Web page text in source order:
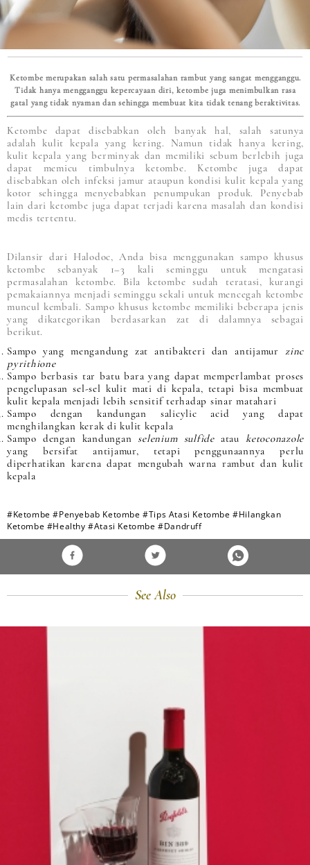
Ketombe merupakan salah satu permasalahan rambut yang sangat mengganggu.
Tidak hanya mengganggu kepercayaan diri, ketombe juga menimbulkan rasa
gatal yang tidak nyaman dan sehingga membuat kita tidak tenang beraktivitas.
Ketombe dapat disebabkan oleh banyak hal, salah satunya
adalah kulit kepala yang kering. Namun tidak hanya kering,
kulit kepala yang berminyak dan memiliki sebum berlebih juga
dapat memicu timbulnya ketombe. Ketombe juga dapat
disebabkan oleh infeksi jamur ataupun kondisi kulit kepala yang
kotor sehingga menyebabkan penumpukan produk. Penyebab
lain dari ketombe juga dapat terjadi karena masalah dan kondisi
medis tertentu.
Dilansir dari Halodoc, Anda bisa menggunakan sampo khusus
ketombe sebanyak 1–3 kali seminggu untuk mengatasi
permasalahan ketombe. Bila ketombe sudah teratasi, kurangi
pemakaiannya menjadi seminggu sekali untuk mencegah ketombe
muncul kembali. Sampo khusus ketombe memiliki beberapa jenis
yang dikategorikan berdasarkan zat di dalamnya sebagai
berikut.
Sampo yang mengandung zat antibakteri dan antijamur zinc
pyrithione
Sampo berbasis tar batu bara yang dapat memperlambat proses
pengelupasan sel-sel kulit mati di kepala, tetapi bisa membuat
kulit kepala menjadi lebih sensitif terhadap sinar matahari
Sampo dengan kandungan salicylic acid yang dapat
menghilangkan kerak di kulit kepala
Sampo dengan kandungan selenium sulfide atau ketoconazole
yang bersifat antijamur, tetapi penggunaannya perlu
diperhatikan karena dapat mengubah warna rambut dan kulit
kepala
#Ketombe #Penyebab Ketombe #Tips Atasi Ketombe #Hilangkan
Ketombe #Healthy #Atasi Ketombe #Dandruff
See Also